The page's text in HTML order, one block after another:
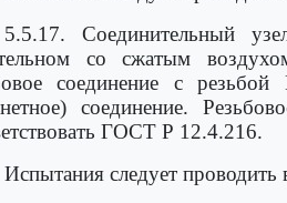
5.5.17. Соединительный
со сжатым
соединение с
соединение.
ГОСТ Р 12.4.216.
Испытания следует